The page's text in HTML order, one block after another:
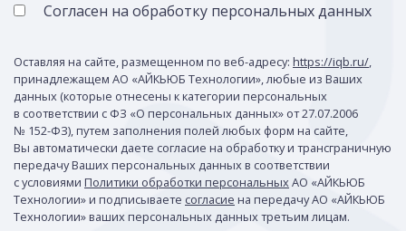
Согласен на обработку персональных данных
Оставляя на сайте, размещенном по веб-адресу: https://iqb.ru/,
принадлежащем АО «АЙКЬЮБ Технологии», любые из Ваших
данных (которые отнесены к категории персональных
в соответствии с ФЗ «О персональных данных» от 27.07.2006
№ 152-ФЗ), путем заполнения полей любых форм на сайте,
Вы автоматически даете согласие на обработку и трансграничную
передачу Ваших персональных данных в соответствии
с условиями Политики обработки персональныхАО «АЙКЬЮБ
Технологии» и подписываете согласие на передачу АО «АЙКЬЮБ
Технологии» ваших персональных данных третьим лицам.